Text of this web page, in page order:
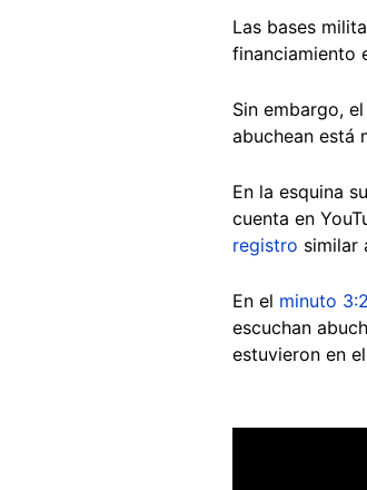
Las bases
financiamiento
Sin embargo,
abuchean está
En la esquina
cuenta en
registro similar
En el minuto
escuchan
estuvieron en